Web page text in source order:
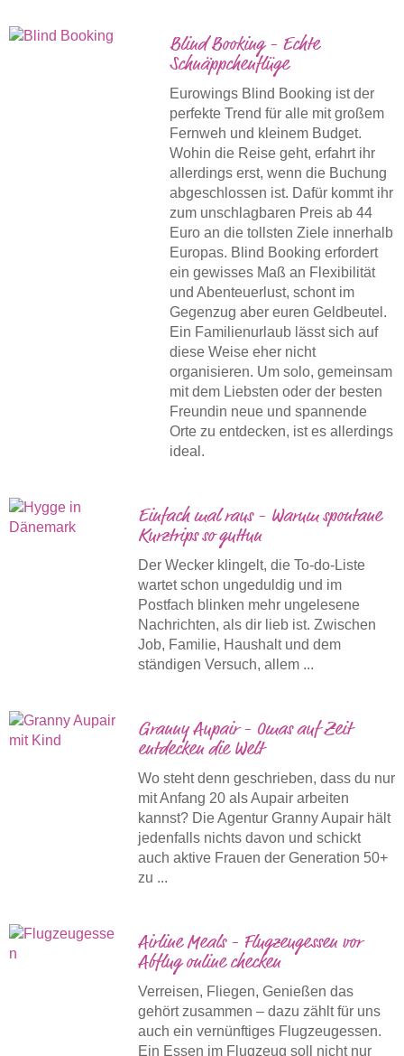
Blind Booking - Echte
Schnäppchenflüge
Eurowings Blind Booking ist der
perfekte Trend für alle mit großem
Fernweh und kleinem Budget.
Wohin die Reise geht, erfahrt ihr
allerdings erst, wenn die Buchung
abgeschlossen ist. Dafür kommt ihr
zum unschlagbaren Preis ab 44
Euro an die tollsten Ziele innerhalb
Europas. Blind Booking erfordert
ein gewisses Maß an Flexibilität
und Abenteuerlust, schont im
Gegenzug aber euren Geldbeutel.
Ein Familienurlaub lässt sich auf
diese Weise eher nicht
organisieren. Um solo, gemeinsam
mit dem Liebsten oder der besten
Freundin neue und spannende
Orte zu entdecken, ist es allerdings
ideal.
Einfach mal raus - Warum spontane
Kurztrips so guttun
Der Wecker klingelt, die To-do-Liste
wartet schon ungeduldig und im
Postfach blinken mehr ungelesene
Nachrichten, als dir lieb ist. Zwischen
Job, Familie, Haushalt und dem
ständigen Versuch, allem ...
Granny Aupair - Omas auf Zeit
entdecken die Welt
Wo steht denn geschrieben, dass du nur
mit Anfang 20 als Aupair arbeiten
kannst? Die Agentur Granny Aupair hält
jedenfalls nichts davon und schickt
auch aktive Frauen der Generation 50+
zu ...
Airline Meals - Flugzeugessen vor
Abflug online checken
Verreisen, Fliegen, Genießen das
gehört zusammen – dazu zählt für uns
auch ein vernünftiges Flugzeugessen.
Ein Essen im Flugzeug soll nicht nur